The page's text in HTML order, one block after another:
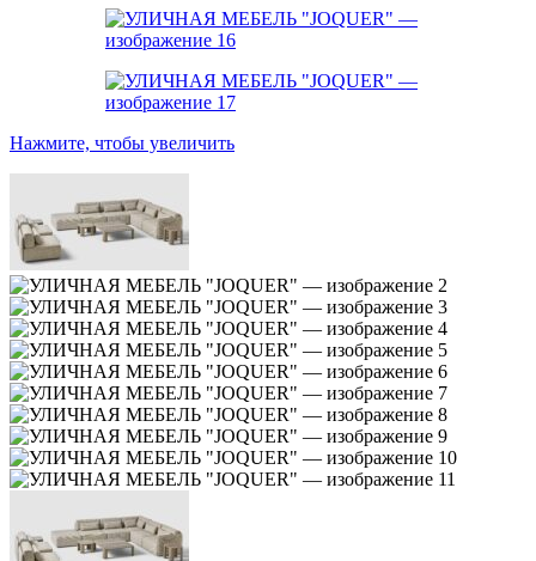
Нажмите, чтобы увеличить